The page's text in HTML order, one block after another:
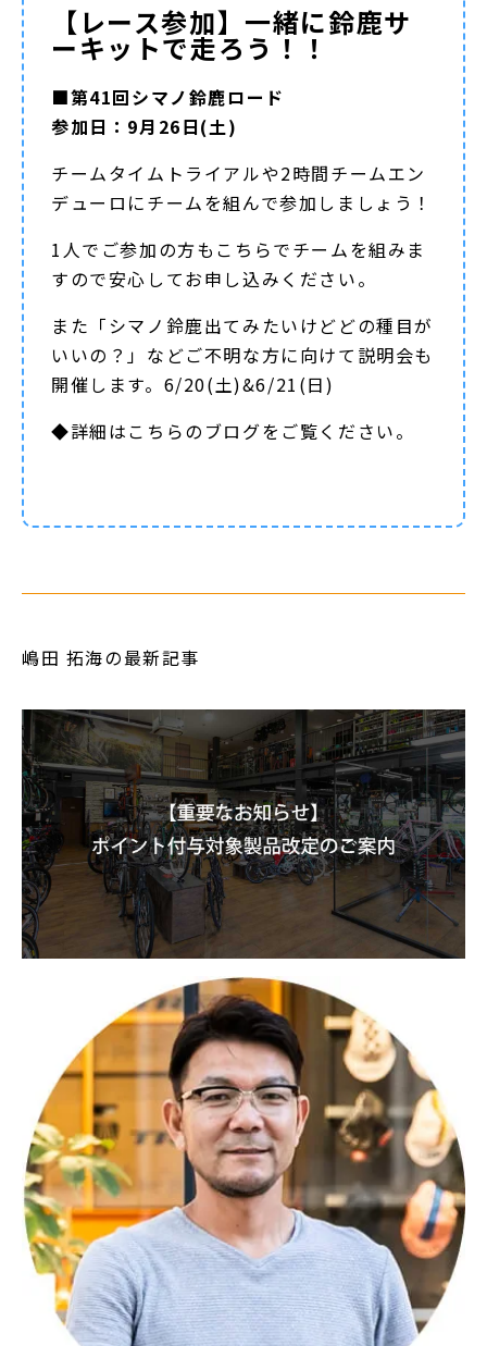
【レース参加】一緒に鈴鹿サ
ーキットで走ろう！！
■第41回シマノ鈴鹿ロード
参加日：9月26日(土)
チームタイムトライアルや2時間チームエン
デューロにチームを組んで参加しましょう！
1人でご参加の方もこちらでチームを組みま
すので安心してお申し込みください。
また「シマノ鈴鹿出てみたいけどどの種目が
いいの？」などご不明な方に向けて説明会も
開催します。6/20(土)&6/21(日)
◆詳細はこちらのブログをご覧ください。
嶋田 拓海の最新記事